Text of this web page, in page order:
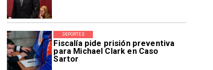
Fiscalía pide prisión preventiva
para Michael Clark en Caso
Sartor
DEPORTES